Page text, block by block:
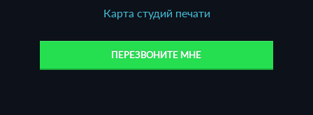
Карта студий печати
ПЕРЕЗВОНИТЕ МНЕ